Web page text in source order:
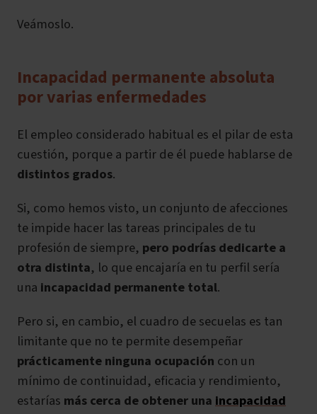
Veámoslo.
Incapacidad permanente absoluta
por varias enfermedades
El empleo considerado habitual es el pilar de esta
cuestión, porque a partir de él puede hablarse de
distintos grados.
Si, como hemos visto, un conjunto de afecciones
te impide hacer las tareas principales de tu
profesión de siempre, pero podrías dedicarte a
otra distinta, lo que encajaría en tu perfil sería
una incapacidad permanente total.
Pero si, en cambio, el cuadro de secuelas es tan
limitante que no te permite desempeñar
prácticamente ninguna ocupación con un
mínimo de continuidad, eficacia y rendimiento,
estarías más cerca de obtener una incapacidad